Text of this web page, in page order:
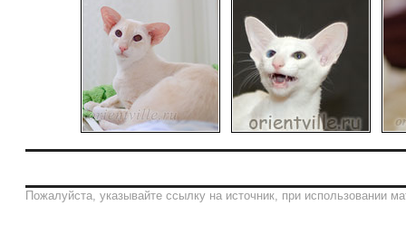
Пожалуйста, указывайте ссылку на источник, при использовании